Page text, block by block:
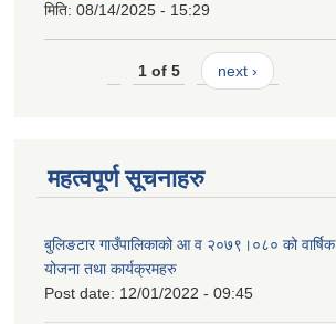
मिति: 08/14/2025 - 15:29
1 of 5 next ›
महत्वपूर्ण सूचनाहरु
बुलिङटार गाउँपालिकाको आ व २०७९।०८० को वार्षिक
योजना तथा कार्यक्रमहरु
Post date: 12/01/2022 - 09:45